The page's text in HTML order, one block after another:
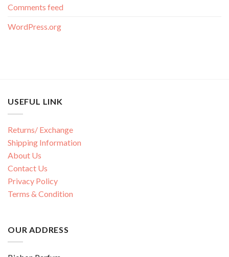
Comments feed
WordPress.org
USEFUL LINK
Returns/ Exchange
Shipping Information
About Us
Contact Us
Privacy Policy
Terms & Condition
OUR ADDRESS